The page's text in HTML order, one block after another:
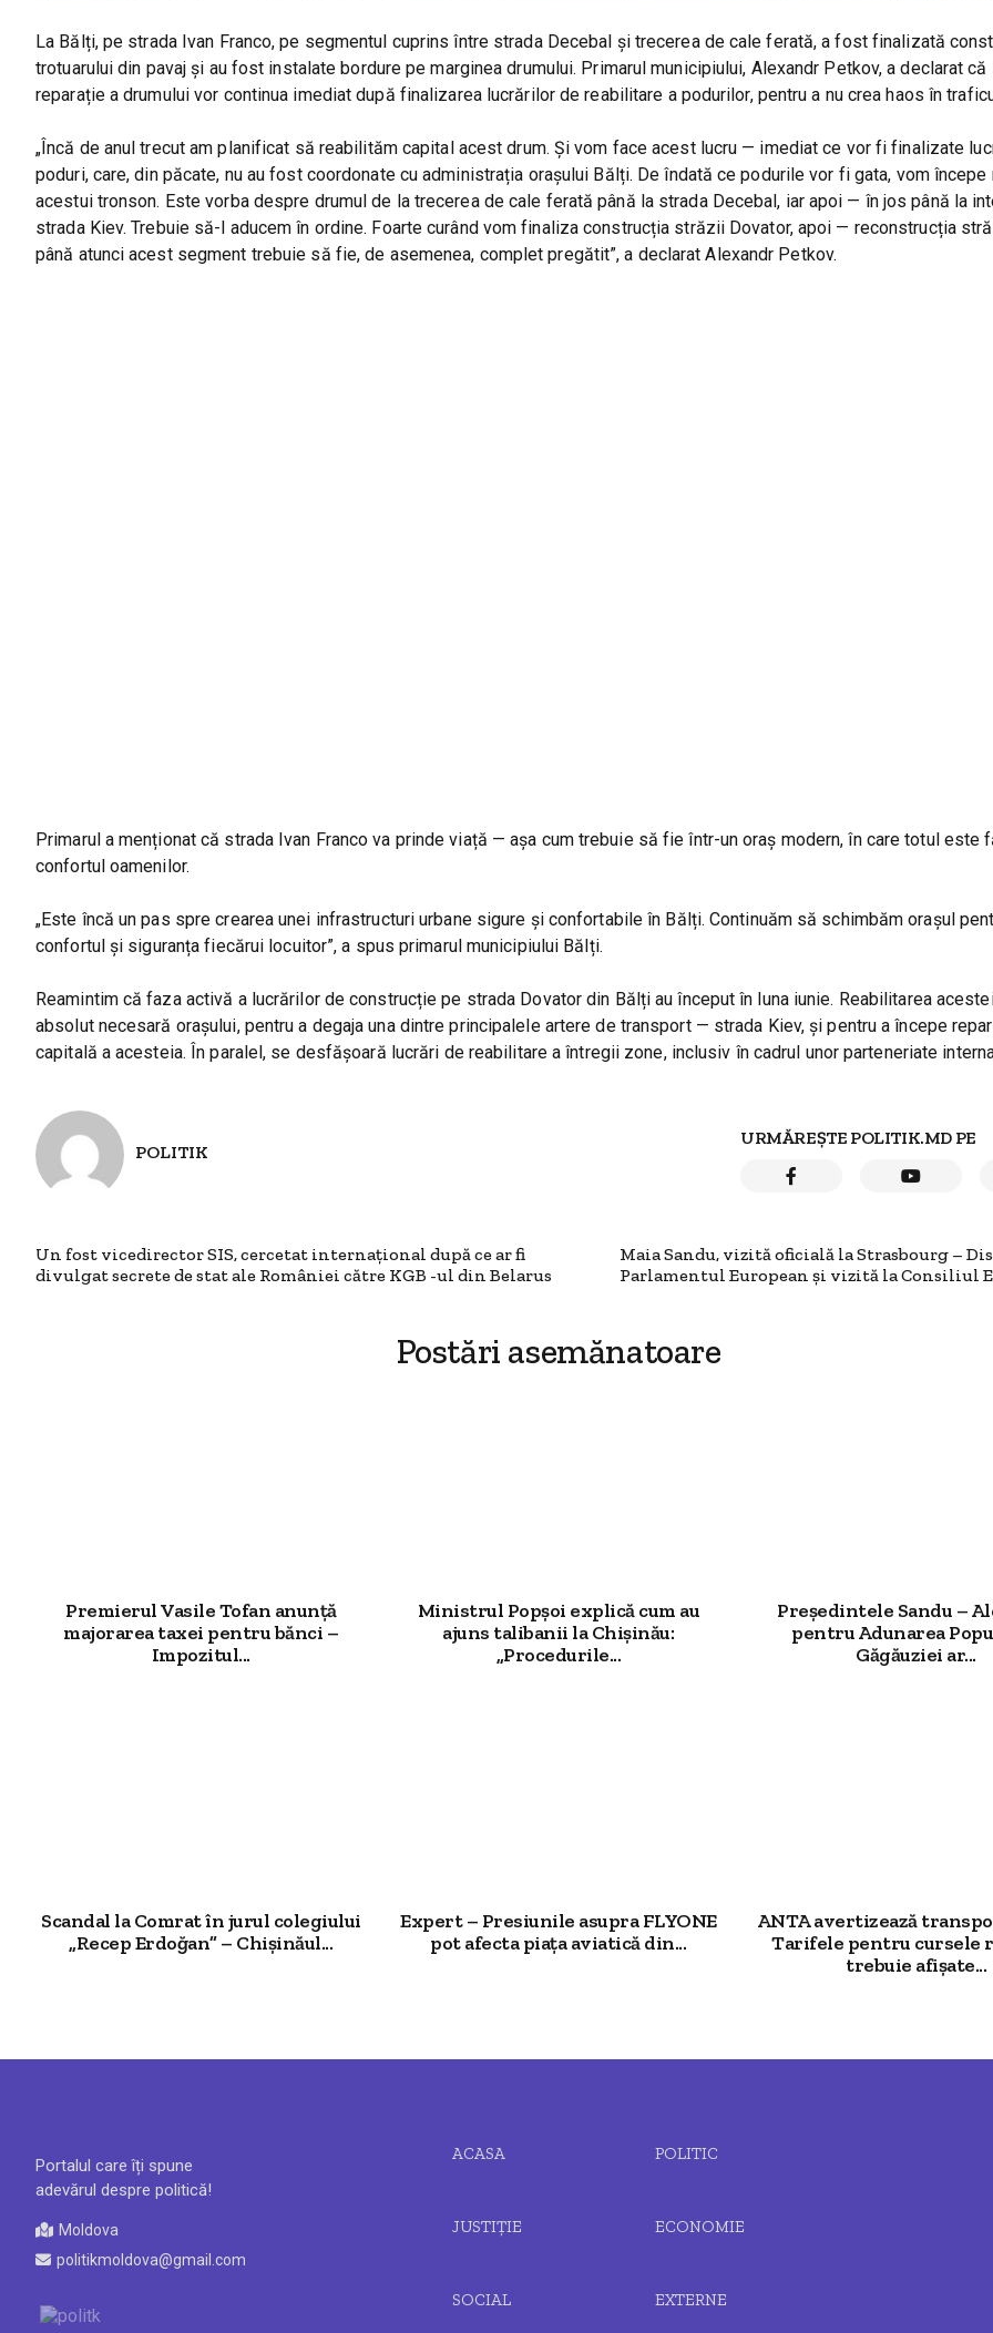
La Bălți, pe strada Ivan Franco, pe segmentul cuprins între strada Decebal și trecerea de cale ferată, a fost finalizată
trotuarului din pavaj și au fost instalate bordure pe marginea drumului. Primarul municipiului, Alexandr Petkov, a declarat
reparație a drumului vor continua imediat după finalizarea lucrărilor de reabilitare a podurilor, pentru a nu crea haos în
„Încă de anul trecut am planificat să reabilităm capital acest drum. Și vom face acest lucru — imediat ce vor fi finalizate
poduri, care, din păcate, nu au fost coordonate cu administrația orașului Bălți. De îndată ce podurile vor fi gata, vom începe
acestui tronson. Este vorba despre drumul de la trecerea de cale ferată până la strada Decebal, iar apoi — în jos până la
strada Kiev. Trebuie să-l aducem în ordine. Foarte curând vom finaliza construcția străzii Dovator, apoi — reconstrucția
până atunci acest segment trebuie să fie, de asemenea, complet pregătit”, a declarat Alexandr Petkov.
Primarul a menționat că strada Ivan Franco va prinde viață — așa cum trebuie să fie într-un oraș modern, în care totul este
confortul oamenilor.
„Este încă un pas spre crearea unei infrastructuri urbane sigure și confortabile în Bălți. Continuăm să schimbăm orașul
confortul și siguranța fiecărui locuitor”, a spus primarul municipiului Bălți.
Reamintim că faza activă a lucrărilor de construcție pe strada Dovator din Bălți au început în luna iunie. Reabilitarea
absolut necesară orașului, pentru a degaja una dintre principalele artere de transport — strada Kiev, și pentru a începe
capitală a acesteia. În paralel, se desfășoară lucrări de reabilitare a întregii zone, inclusiv în cadrul unor parteneriate
POLITIK
URMĂREȘTE POLITIK.MD PE
Un fost vicedirector SIS, cercetat internaţional după ce ar fi
divulgat secrete de stat ale României către KGB -ul din Belarus
Maia Sandu, vizită oficială la Strasbourg –
Parlamentul European și vizită la Consiliul
Postări asemănatoare
Premierul Vasile Tofan anunță
majorarea taxei pentru bănci –
Impozitul...
Ministrul Popșoi explică cum au
ajuns talibanii la Chișinău:
„Procedurile...
Președintele Sandu –
pentru Adunarea
Găgăuziei ar...
Scandal la Comrat în jurul colegiului
„Recep Erdoğan” – Chișinăul...
Expert – Presiunile asupra FLYONE
pot afecta piața aviatică din...
ANTA avertizează
Tarifele pentru cursele
trebuie afișate...
Portalul care îți spune
adevărul despre politică!
Moldova
politikmoldova@gmail.com
ACASA POLITIC
JUSTIȚIE ECONOMIE
SOCIAL EXTERNE